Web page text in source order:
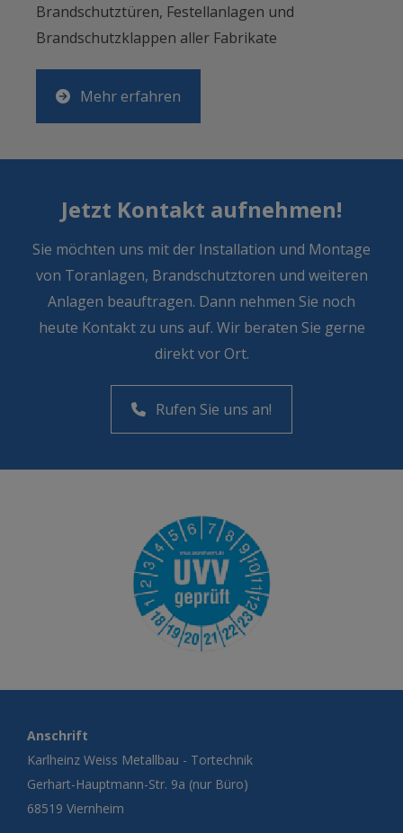
Brandschutztüren, Festellanlagen und
Brandschutzklappen aller Fabrikate
Mehr erfahren
Jetzt Kontakt aufnehmen!
Sie möchten uns mit der Installation und Montage
von Toranlagen, Brandschutztoren und weiteren
Anlagen beauftragen. Dann nehmen Sie noch
heute Kontakt zu uns auf. Wir beraten Sie gerne
direkt vor Ort.
Rufen Sie uns an!
Anschrift
Karlheinz Weiss Metallbau - Tortechnik
Gerhart-Hauptmann-Str. 9a (nur Büro)
68519 Viernheim